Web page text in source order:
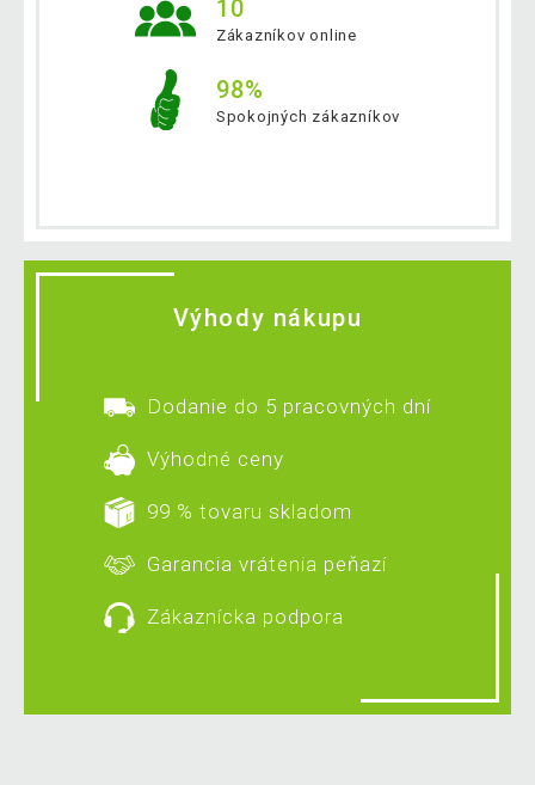
10
Zákazníkov online
98%
Spokojných zákazníkov
Výhody nákupu
Dodanie do 5 pracovných dní
Výhodné ceny
99 % tovaru skladom
Garancia vrátenia peňazí
Zákaznícka podpora